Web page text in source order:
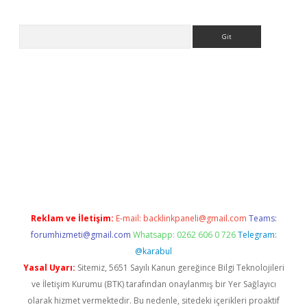
Reklam ve İletişim: E-mail: backlinkpaneli@gmail.com Teams:
forumhizmeti@gmail.com Whatsapp: 0262 606 0 726 Telegram:
@karabul
Yasal Uyarı: Sitemiz, 5651 Sayılı Kanun gereğince Bilgi Teknolojileri
ve İletişim Kurumu (BTK) tarafından onaylanmış bir Yer Sağlayıcı
olarak hizmet vermektedir. Bu nedenle, sitedeki içerikleri proaktif